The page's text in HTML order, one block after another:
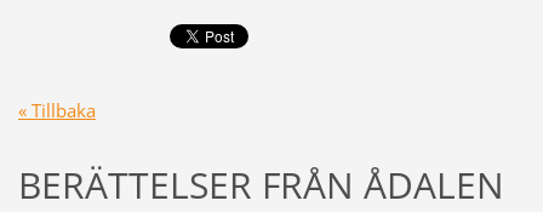
« Tillbaka
BERÄTTELSER FRÅN ÅDALEN